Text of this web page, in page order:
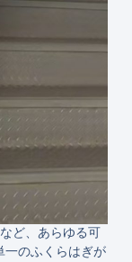
ど、あらゆる可
一のふくらはぎが